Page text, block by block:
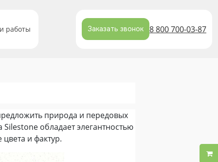
работы Заказать звонок 8 800 700-03-87
природа и передовых
обладает элегантностью
и фактур.